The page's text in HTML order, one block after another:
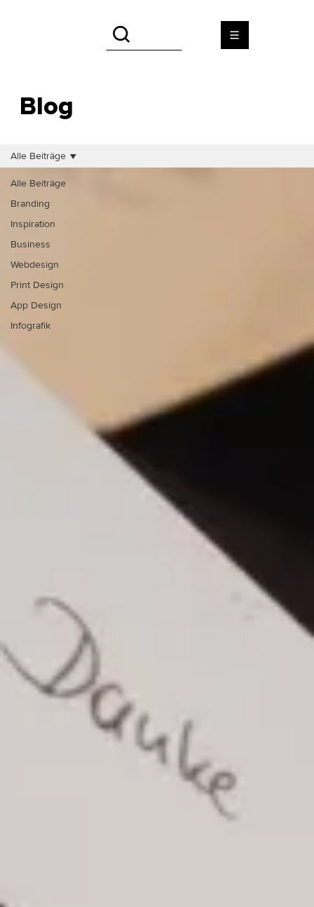
Blog
Alle Beiträge
Branding
Inspiration
Business
Webdesign
Print Design
App Design
Infografik
Alle Beiträge